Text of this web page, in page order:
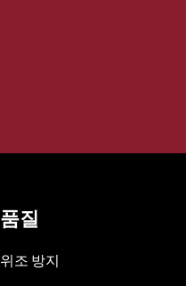
품질
위조 방지